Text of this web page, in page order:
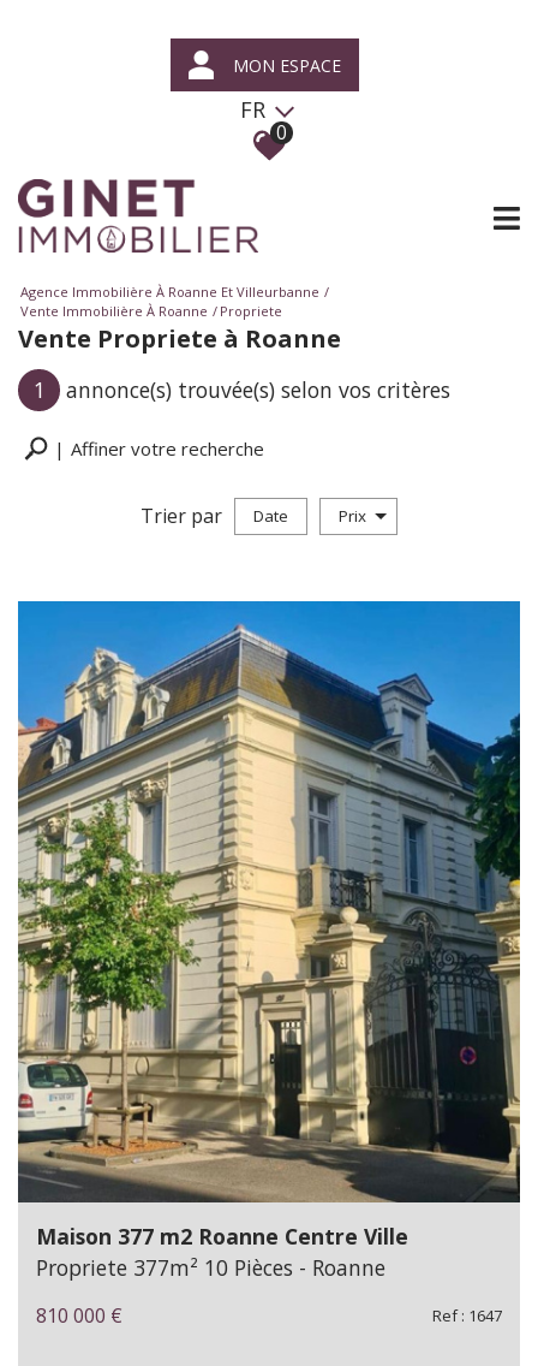
MON ESPACE
FR
0
Agence Immobilière À Roanne Et Villeurbanne
Vente Immobilière À Roanne
Propriete
Vente Propriete à Roanne
1 annonce(s) trouvée(s) selon vos critères
Affiner votre recherche
×Propriete
5KM 10KM 25KM
RECHERCHER
+ de critères +
Trier par Date Prix
Maison 377 m2 Roanne Centre Ville
Propriete 377m² 10 Pièces - Roanne
810 000 € Ref : 1647